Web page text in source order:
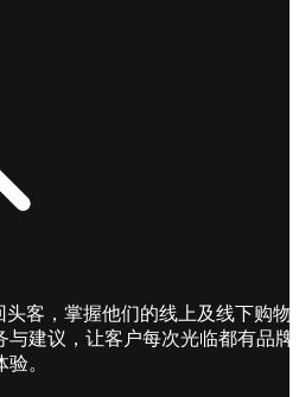
头客，掌握他们的线上及线下购物
与建议，让客户每次光临都有品牌
。